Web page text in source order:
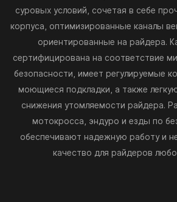
суровых условий, сочетая в себе
корпуса, оптимизированные каналы
ориентированные на райдера.
сертифицирована на соответствие
безопасности, имеет регулируемые
моющиеся подкладки, а также
снижения утомляемости райдера.
мотокросса, эндуро и езды по
обеспечивают надежную работу и
качество для райдеров